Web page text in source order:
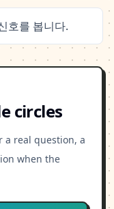
호를 봅니다.
circles
a real question, a
when the